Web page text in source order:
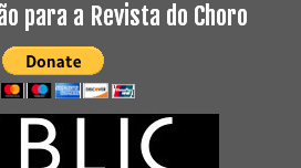
para a Revista do Choro